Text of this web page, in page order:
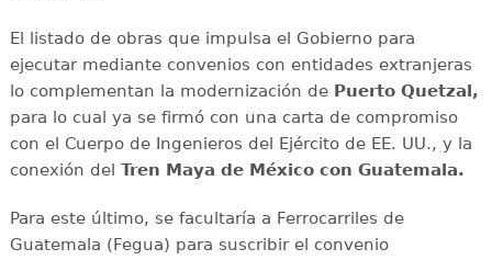
El listado de obras que impulsa el Gobierno para
ejecutar mediante convenios con entidades extranjeras
lo complementan la modernización de Puerto Quetzal,
para lo cual ya se firmó con una carta de compromiso
con el Cuerpo de Ingenieros del Ejército de EE. UU., y la
conexión del Tren Maya de México con Guatemala.
Para este último, se facultaría a Ferrocarriles de
Guatemala (Fegua) para suscribir el convenio